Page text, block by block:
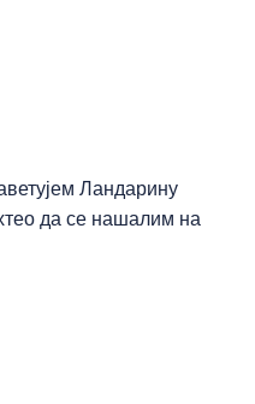
Ландарину
да се нашалим на